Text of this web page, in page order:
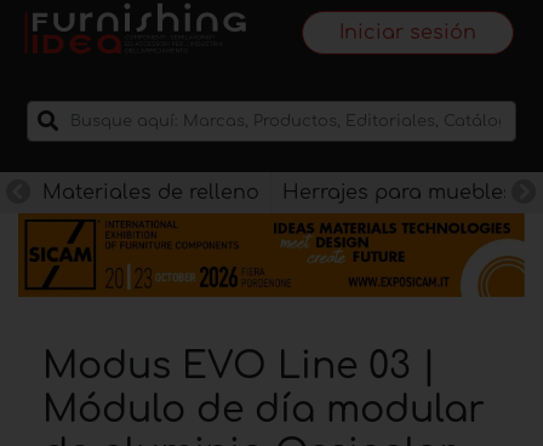
Iniciar sesión
Materiales de relleno Herrajes para muebles
Modus EVO Line 03 |
Módulo de día modular